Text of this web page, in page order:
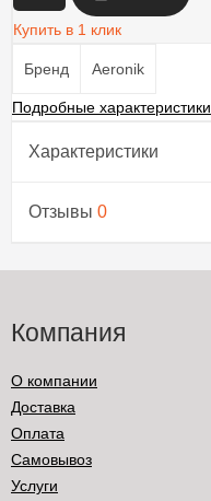
Купить в 1 клик
Бренд Aeronik
Подробные характеристики
Характеристики
Отзывы 0
Компания
О компании
Доставка
Оплата
Самовывоз
Услуги